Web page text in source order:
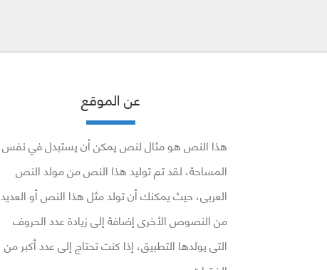
عن الموقع
هذا النص هو مثال لنص يمكن أن يستبدل في نفس
المساحة، لقد تم توليد هذا النص من مولد النص
العربى، حيث يمكنك أن تولد مثل هذا النص أو العديد
من النصوص الأخرى إضافة إلى زيادة عدد الحروف
التى يولدها التطبيق، إذا كنت تحتاج إلى عدد أكبر من